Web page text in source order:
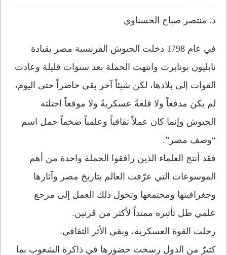
د. منتصر صباح الحسناوي
في عام 1798 دخلت الجيوش الفرنسية مصر بقيادة
نابليون بونابرت وانتهت الحملة بعد سنوات قليلة وعادت
القوات إلى بلادها، لكن شيئاً آخر بقي حاضراً حتى اليوم،
لم يكن مدفعاً ولا قلعةً عسكريةً ولا موقعاً احتلته
الجيوش وإنما كان عملاً ثقافياً وعلمياً ضخماً حمل اسم
“وصف مصر”.
فقد أنتج العلماء الذين رافقوا الحملة واحدة من أهم
الموسوعات التي عرّفت العالم بتاريخ مصر وآثارها
وجغرافيتها ومجتمعها وتحول ذلك العمل إلى مرجع
علمي ظل تأثيره ممتداً لأكثر من قرنين.
رحلت القوة العسكرية، وبقي الأثر الثقافي.
كثيرٌ من الدول رسخت حضورها في ذاكرة الشعوب بما